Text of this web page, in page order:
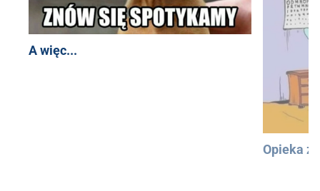
A więc...
Opieka